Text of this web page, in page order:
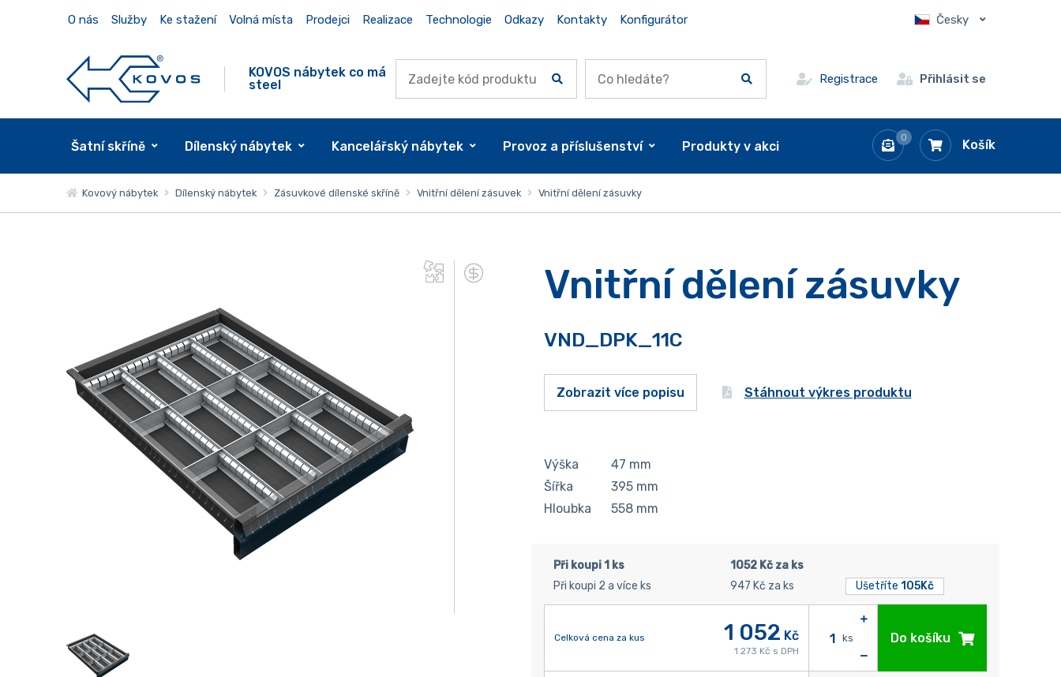
O nás Služby Ke stažení Volná místa Prodejci Realizace Technologie Odkazy Kontakty Konfigurátor Česky
KOVOS nábytek co má
steel
Registrace Přihlásit se
0 Košík
Šatní skříně Dílenský nábytek Kancelářský nábytek Provoz a příslušenství Produkty v akci
Kovový nábytek Dílenský nábytek Zásuvkové dílenské skříně Vnitřní dělení zásuvek Vnitřní dělení zásuvky
Vnitřní dělení zásuvky
VND_DPK_11C
Zobrazit více popisu Stáhnout výkres produktu
Výška 47 mm
Šířka
395mm
Hloubka
558mm
Při koupi 1 ks
1052 Kč za ks
Při koupi 2 a více ks
947 Kč za ks Ušetříte 105Kč
Celková cena za kus 1 052 Kč
1 273 Kč s DPH
ks Do košíku